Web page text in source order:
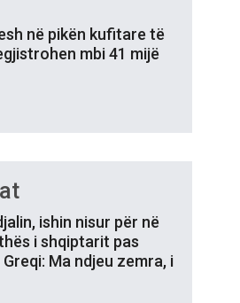
në pikën kufitare të
mbi 41 mijë
ishin nisur për në
i shqiptarit pas
Ma ndjeu zemra, i